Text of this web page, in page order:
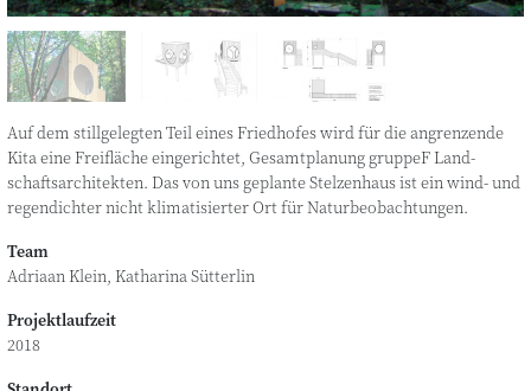
Auf dem still­ge­leg­ten Teil eines Fried­ho­fes wird für die angren­zen­de
Kita eine Frei­flä­che ein­ge­rich­tet, Gesamt­pla­nung grup­peF Land­
schafts­ar­chi­tek­ten. Das von uns geplan­te Stel­zen­haus ist ein wind- und
regen­dich­ter nicht kli­ma­ti­sier­ter Ort für Naturbeobachtungen.
Team
Adria­an Klein, Katha­ri­na Sütterlin
Projektlaufzeit
2018